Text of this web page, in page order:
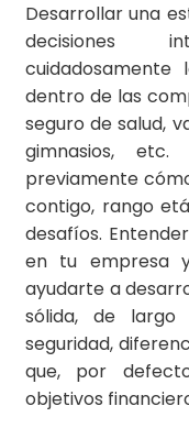
Desarrollar una
decisiones
cuidadosamente
dentro de las
seguro de salud,
gimnasios,
previamente
contigo, rango
desafíos.
en tu empresa
ayudarte a
sólida, de largo
seguridad,
que, por
objetivos